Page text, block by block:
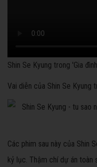
Shin Se Kyung trong 'Gia
Vai diễn của Shin Se Kyung
Các phim sau này của Shin
kỷ lục. Thậm chí dự án toàn